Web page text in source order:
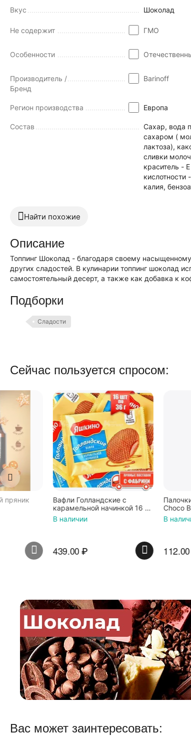
Вкус Шоколад
Не содержит ГМО
Особенности
Производитель /
Бренд
Barinoff
Регион производства Европа
Состав
Сахар, вода
сахаром (
лактоза),
сливки
краситель -
кислотности
калия,
Найти похожие
Описание
Топпинг Шоколад - благодаря своему
других сладостей. В кулинарии топпинг шоколад
самостоятельный десерт, а также как добавка к
Подборки
Сладости
Сейчас пользуется спросом:
Вафли Голландские с
карамельной начинкой 16 шт
по 36 г ТМ Яшкино
439.00 ₽
Палочки
Choco Banana 25гр
112.00 ₽
Вас может заинтересовать: